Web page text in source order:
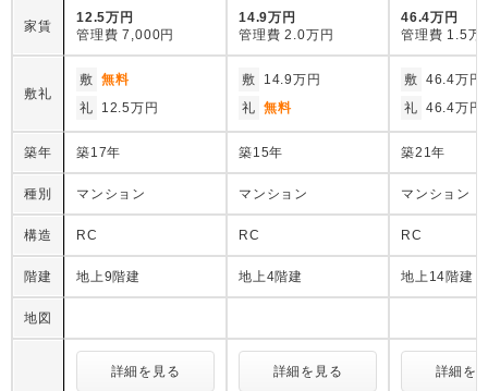
家賃
12.5万円
管理費 7,000円
14.9万円
管理費 2.0万円
46.4万円
管理費 1.5万
敷礼
敷 無料
礼
12.5万円
敷
14.9万円
礼 無料
敷 46.4万円
礼 46.4万円
築年 築17年 築15年 築21年
種別 マンション マンション マンション
構造 RC RC RC
階建 地上9階建 地上4階建 地上14階建
地図
詳細を見る 詳細を見る 詳細を